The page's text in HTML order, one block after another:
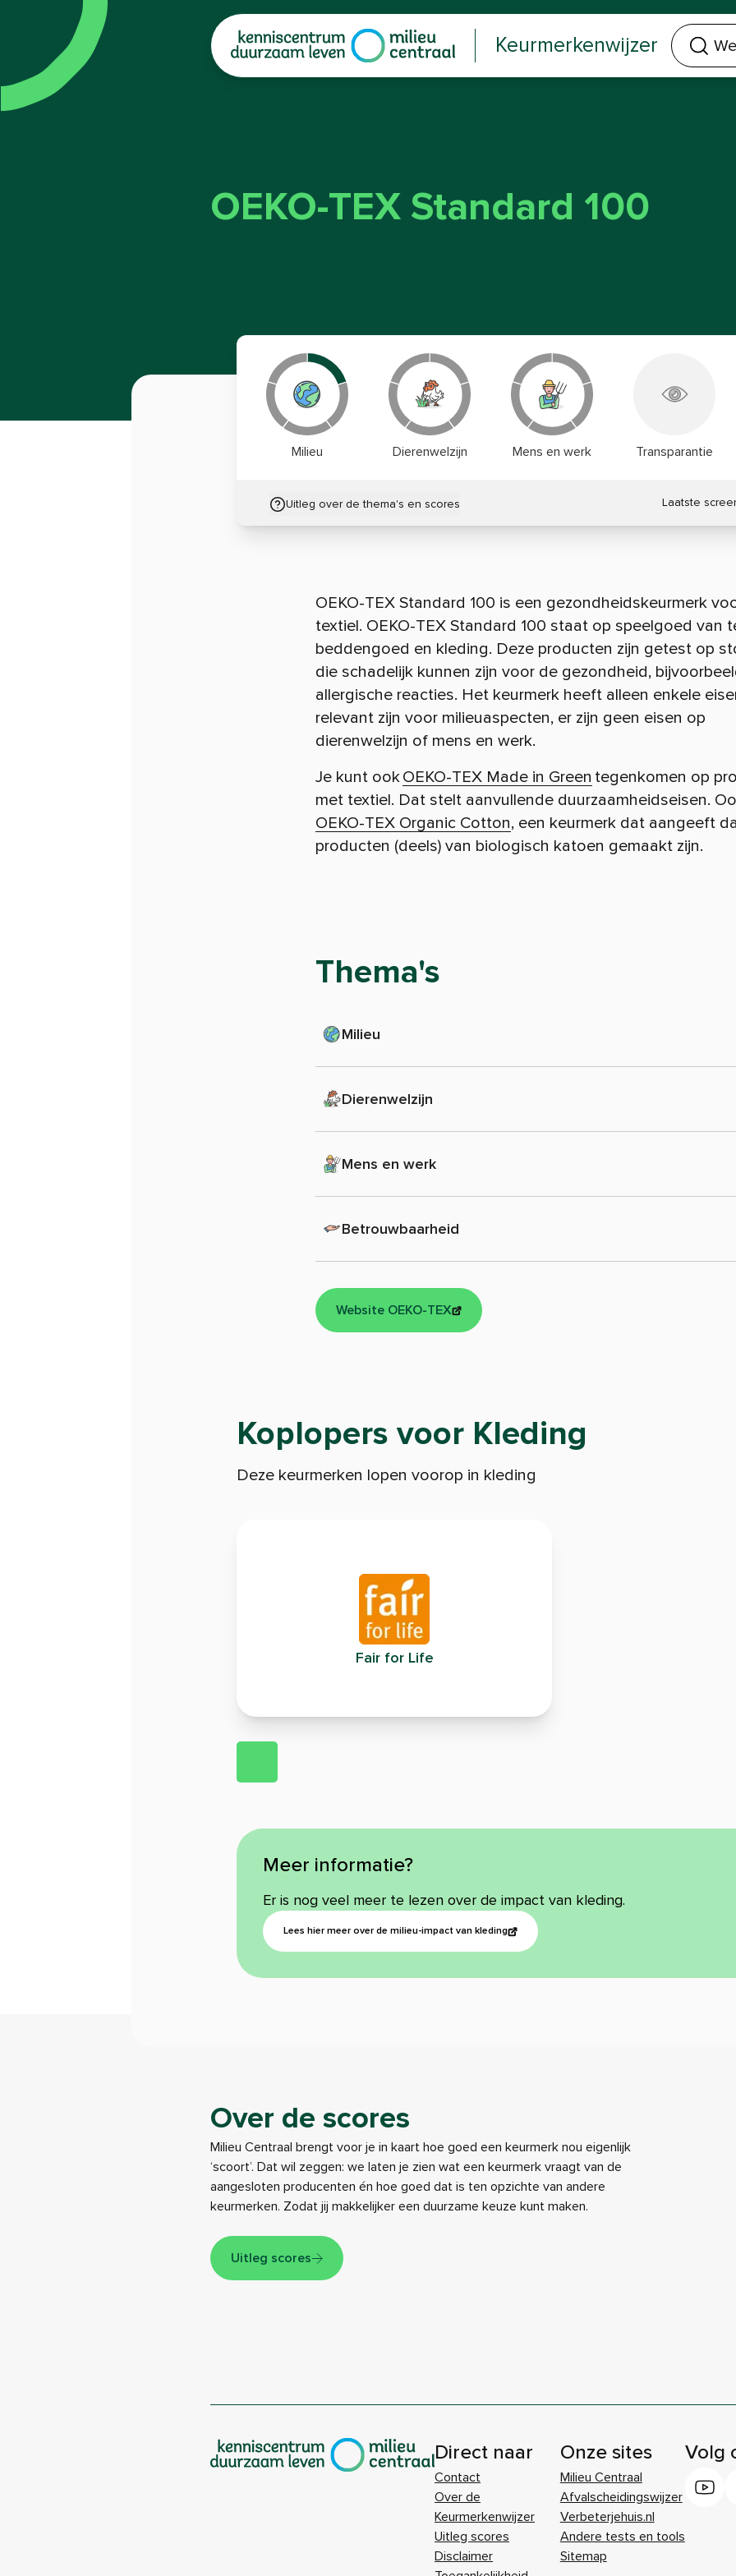
| Keurmerkenwijzer
Welk keurmerk of product zoek je?
OEKO-TEX Standard 100
Milieu Dierenwelzijn Mens en werk Transparantie
Uitleg over de thema's en scores Laatste
OEKO-TEX Standard 100 is een gezondheidskeurmerk
textiel. OEKO-TEX Standard 100 staat op speelgoed van
beddengoed en kleding. Deze producten zijn getest op
die schadelijk kunnen zijn voor de gezondheid,
allergische reacties. Het keurmerk heeft alleen enkele
relevant zijn voor milieuaspecten, er zijn geen eisen op
dierenwelzijn of mens en werk.
Je kunt ookOEKO-TEX Made in Green tegenkomen op
met textiel. Dat stelt aanvullende duurzaamheidseisen.
OEKO-TEX Organic Cotton, een keurmerk dat aangeeft
producten (deels) van biologisch katoen gemaakt zijn.
Thema's
Milieu
Dierenwelzijn
Mens en werk
Betrouwbaarheid
Website OEKO-TEX
Koplopers voor Kleding
Deze keurmerken lopen voorop in kleding
Fair for Life
Meer informatie?
Er is nog veel meer te lezen over de impact van kleding.
Lees hier meer over de milieu-impact van kleding
Over de scores
Milieu Centraal brengt voor je in kaart hoe goed een keurmerk nou eigenlijk
‘scoort’. Dat wil zeggen: we laten je zien wat een keurmerk vraagt van de
aangesloten producenten én hoe goed dat is ten opzichte van andere
keurmerken. Zodat jij makkelijker een duurzame keuze kunt maken.
Uitleg scores
| Direct naar
Contact
Over de
Keurmerkenwijzer
Uitleg scores
Disclaimer
Onze sites
Milieu Centraal
Afvalscheidingswijzer
Verbeterjehuis.nl
Andere tests en tools
Sitemap
Volg